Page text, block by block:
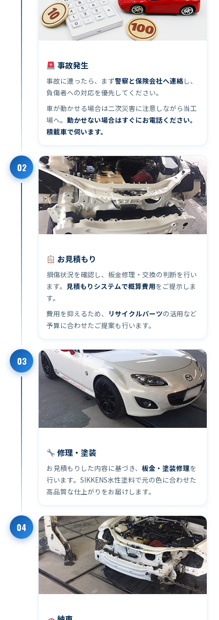
事故発生
事故に遭ったら、まず警察と保険会社へ連絡し、
負傷者への対応を優先してください。
車が動かせる場合は二次災害に注意しながら当工
場へ。 動かせない場合はすぐにお電話ください。
積載車で伺います。
02
お見積もり
損傷状況を確認し、板金修理・交換の判断を行い
ます。 見積もりシステムで概算費用をご提示しま
す。
費用を抑えるため、 リサイクルパーツの活用など
予算に合わせたご提案も行います。
03
修理・塗装
お見積もりした内容に基づき、 板金・塗装修理を
行います。SIKKENS水性塗料で元の色に合わせた
高品質な仕上がりをお届けします。
04